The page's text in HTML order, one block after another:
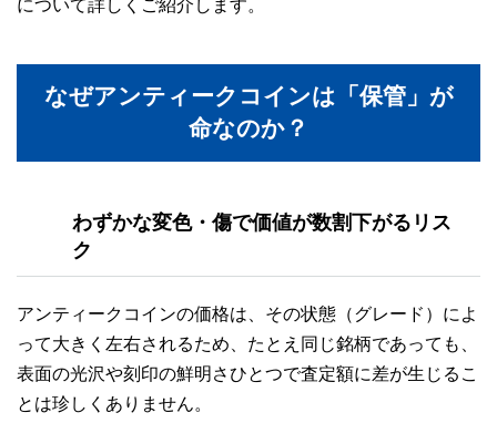
について詳しくご紹介します。
なぜアンティークコインは「保管」が
命なのか？
わずかな変色・傷で価値が数割下がるリス
ク
アンティークコインの価格は、その状態（グレード）によ
って大きく左右されるため、たとえ同じ銘柄であっても、
表面の光沢や刻印の鮮明さひとつで査定額に差が生じるこ
とは珍しくありません。